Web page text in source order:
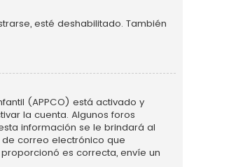
esté deshabilitado. También
(APPCO) está activado y
la cuenta. Algunos foros
información se le brindará al
de correo electrónico que
es correcta, envíe un